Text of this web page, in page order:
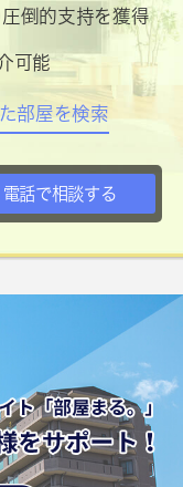
倒的支持を獲得
可能
部屋を検索
電話で相談する